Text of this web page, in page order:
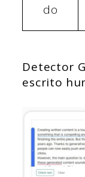
do
Detector
escrito